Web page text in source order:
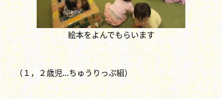
絵本をよんでもらいます
（１，２歳児…ちゅうりっぷ組）